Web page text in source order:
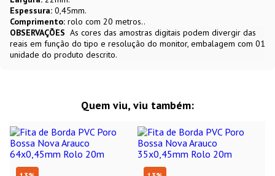
Espessura: 0,45mm.
Comprimento: rolo com 20 metros..
OBSERVAÇÕES As cores das amostras digitais podem divergir das
reais em função do tipo e resolução do monitor, embalagem com 01
unidade do produto descrito.
Quem viu, viu também:
13%
Fita de Borda PVC Poro Bossa
13%
Fita de Borda PVC Poro Bossa